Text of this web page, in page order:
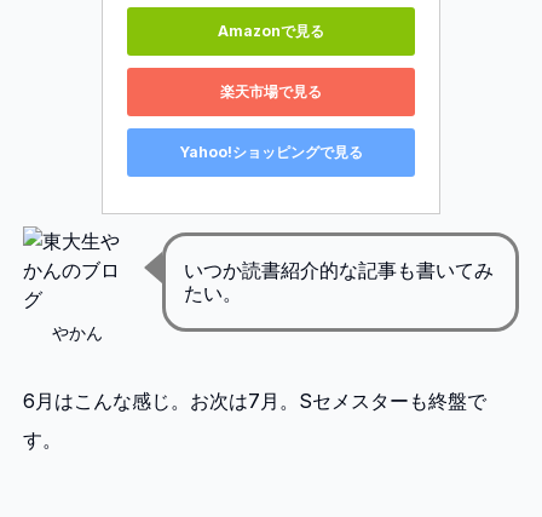
Amazonで見る
楽天市場で見る
Yahoo!ショッピングで見る
やかん
いつか読書紹介的な記事も書いてみ
たい。
6月はこんな感じ。お次は7月。Sセメスターも終盤で
す。